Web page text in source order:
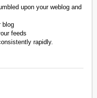
upon your weblog and
blog
feeds
rapidly.